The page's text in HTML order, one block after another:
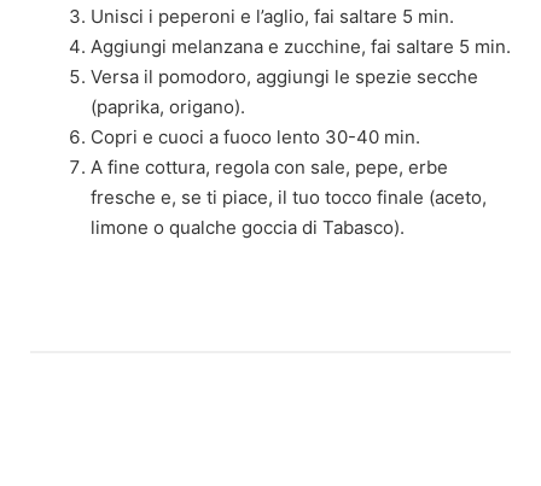
Unisci i peperoni e l’aglio, fai saltare 5 min.
Aggiungi melanzana e zucchine, fai saltare 5 min.
Versa il pomodoro, aggiungi le spezie secche
(paprika, origano).
Copri e cuoci a fuoco lento 30-40 min.
A fine cottura, regola con sale, pepe, erbe
fresche e, se ti piace, il tuo tocco finale (aceto,
limone o qualche goccia di Tabasco).